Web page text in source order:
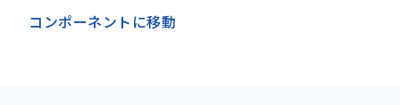
コンポーネントに移動